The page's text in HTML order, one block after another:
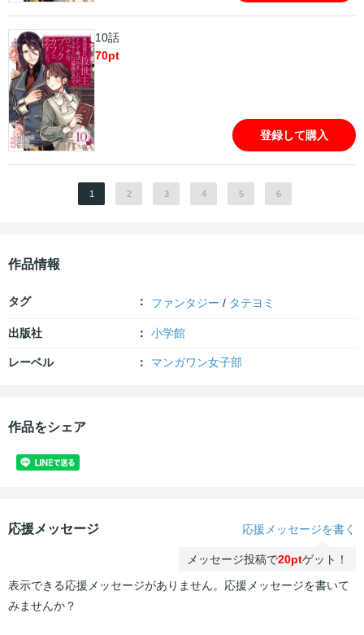
10話
70pt
登録して購入
1 2 3 4 5 6
作品情報
タグ ファンタジー / タテヨミ
出版社 小学館
レーベル マンガワン女子部
作品をシェア
応援メッセージ 応援メッセージを書く
メッセージ投稿で20ptゲット！
表示できる応援メッセージがありません。応援メッセージを書いて
みませんか？